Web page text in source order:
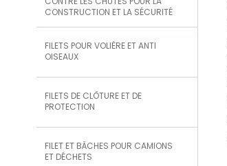
CONSTRUCTION ET LA SÉCURITÉ
FILETS POUR VOLIÈRE ET ANTI
OISEAUX
FILETS DE CLÔTURE ET DE
PROTECTION
FILET ET BÂCHES POUR CAMIONS
ET DÉCHETS